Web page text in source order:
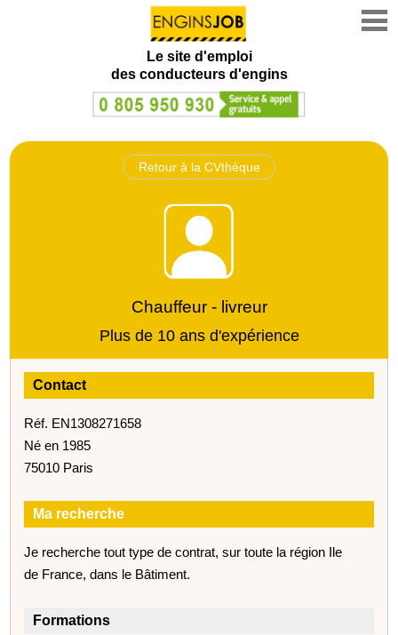
Le site d'emploi
des conducteurs d'engins
Retour à la CVthèque
Chauffeur - livreur
Plus de 10 ans d'expérience
Contact
Réf. EN1308271658
Né en 1985
75010 Paris
Ma recherche
Je recherche tout type de contrat, sur toute la région Ile
de France, dans le Bâtiment.
Formations